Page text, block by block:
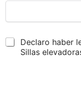
P
Declaro haber
Sillas